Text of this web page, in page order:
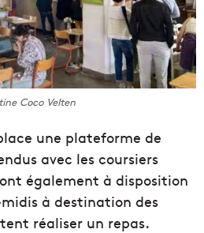
Coco Velten
une plateforme de
avec les coursiers
également à disposition
à destination des
réaliser un repas.